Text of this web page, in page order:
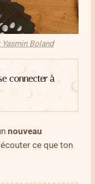
Yasmin Boland
connecter à
nouveau
ce que ton